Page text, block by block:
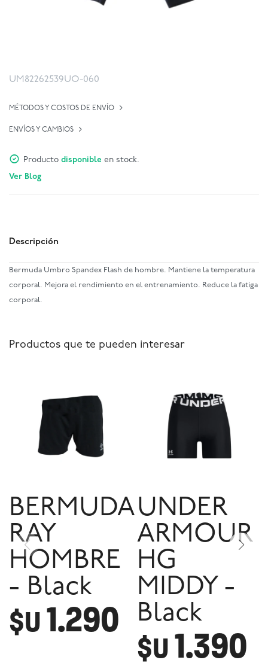
UM82262539UO-060
MÉTODOS Y COSTOS DE ENVÍO
ENVÍOS Y CAMBIOS
Producto disponible en stock.
Ver Blog
Descripción
Bermuda Umbro Spandex Flash de hombre. Mantiene la temperatura
corporal. Mejora el rendimiento en el entrenamiento. Reduce la fatiga
corporal.
Productos que te pueden interesar
BERMUDA
RAY
HOMBRE
- Black
$U1.290
UNDER
ARMOUR
HG
MIDDY -
Black
$U1.390